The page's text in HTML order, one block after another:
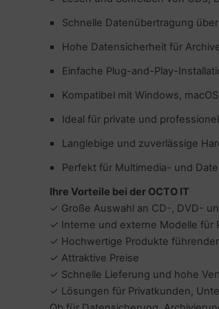
Schnelle Datenübertragung über
Hohe Datensicherheit für
Einfache Plug-and-Play-
Kompatibel mit Windows,
Ideal für private und
Langlebige und zuverlässige
Perfekt für Multimedia- und
Ihre Vorteile bei der OCTO IT
✓ Große Auswahl an CD-, DVD-
✓ Interne und externe Modelle für
✓ Hochwertige Produkte
✓ Attraktive Preise
✓ Schnelle Lieferung und hohe
✓ Lösungen für Privatkunden,